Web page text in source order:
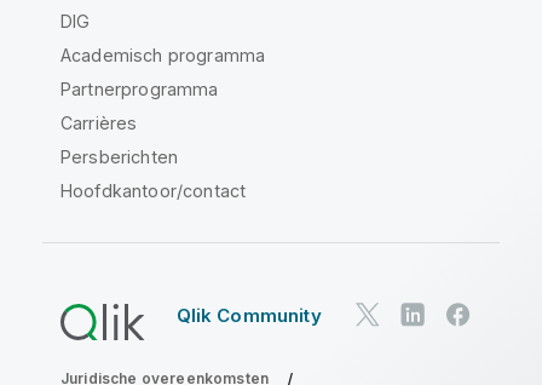
DIG
Academisch programma
Partnerprogramma
Carrières
Persberichten
Hoofdkantoor/contact
Qlik Community
Juridische overeenkomsten